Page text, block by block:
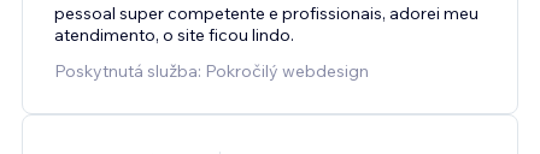
pessoal super competente e profissionais, adorei meu
atendimento, o site ficou lindo.
Poskytnutá služba: Pokročilý webdesign